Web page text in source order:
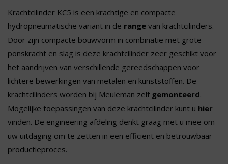
Krachtcilinder KC5 is een krachtige en compacte
hydropneumatische variant in de range van krachtcilinders.
Door zijn compacte bouwvorm in combinatie met grote
ponskracht en slag is deze krachtcilinder zeer geschikt voor
het aandrijven van verschillende gereedschappen voor
lichtere bewerkingen van metalen en kunststoffen. De
krachtcilinders worden bij Meuleman zelf gemonteerd.
Mogelijke toepassingen van deze krachtcilinder kunt u hier
vinden. De engineering afdeling denkt graag met u mee om
uw uitdaging om te zetten in een efficiënt en betrouwbaar
productieproces.